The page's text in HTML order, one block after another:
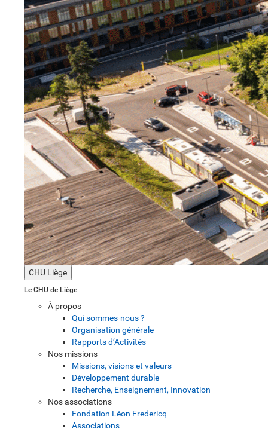
CHU Liège
Le CHU de Liège
À propos
Qui sommes-nous ?
Organisation générale
Rapports d’Activités
Nos missions
Missions, visions et valeurs
Développement durable
Recherche, Enseignement, Innovation
Nos associations
Fondation Léon Fredericq
Associations